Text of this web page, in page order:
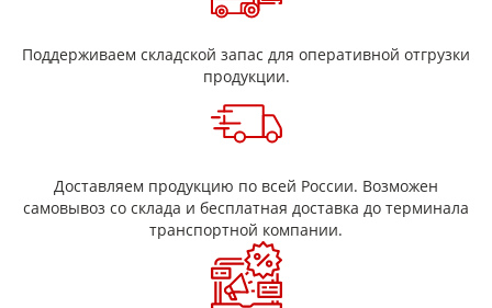
Поддерживаем складской запас для оперативной отгрузки
продукции.
Доставляем продукцию по всей России. Возможен
самовывоз со склада и бесплатная доставка до терминала
транспортной компании.